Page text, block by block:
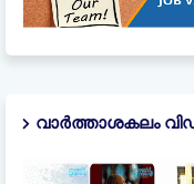
വാർത്താശകലം